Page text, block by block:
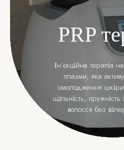
PRP
Ін’єкційна терапія
плазми, яка
омолодження
щільність,
волосся без